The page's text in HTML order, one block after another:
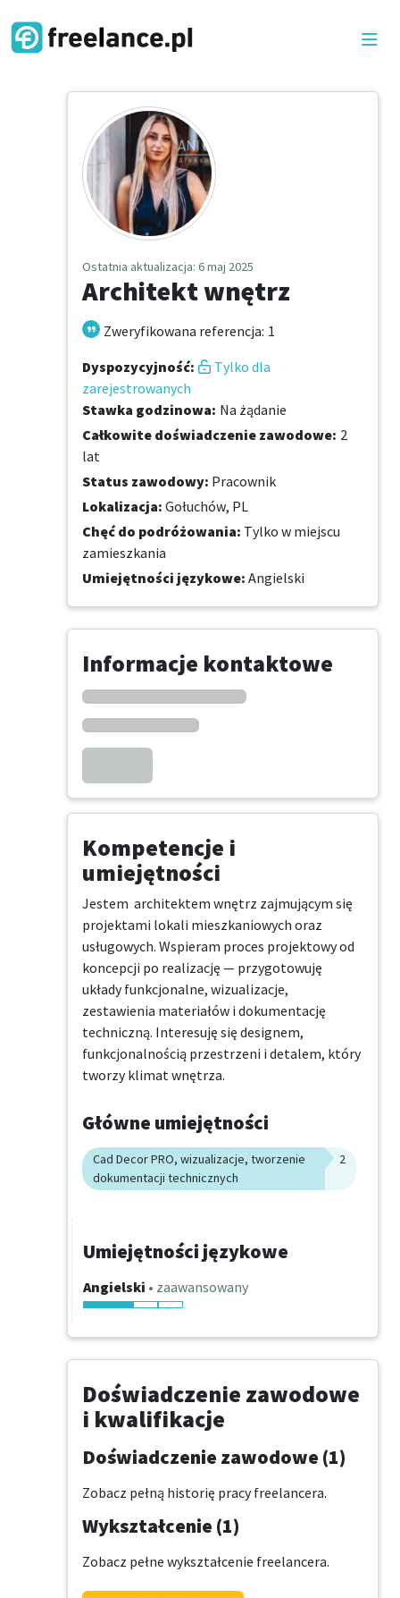
Ostatnia aktualizacja: 6 maj 2025
Architekt wnętrz
Zweryfikowana referencja: 1
Dyspozycyjność:
Tylko dla
zarejestrowanych
Stawka godzinowa: Na żądanie
Całkowite doświadczenie zawodowe: 2
lat
Status zawodowy: Pracownik
Lokalizacja: Gołuchów, PL
Chęć do podróżowania: Tylko w miejscu
zamieszkania
Umiejętności językowe: Angielski
Informacje kontaktowe
Kompetencje i
umiejętności
Jestem  architektem wnętrz zajmującym się
projektami lokali mieszkaniowych oraz
usługowych. Wspieram proces projektowy od
koncepcji po realizację — przygotowuję
układy funkcjonalne, wizualizacje,
zestawienia materiałów i dokumentację
techniczną. Interesuję się designem,
funkcjonalnością przestrzeni i detalem, który
tworzy klimat wnętrza.
Główne umiejętności
Cad Decor PRO, wizualizacje, tworzenie
dokumentacji technicznych
2
Umiejętności językowe
Angielski • zaawansowany
Doświadczenie zawodowe
i kwalifikacje
Doświadczenie zawodowe (1)
Zobacz pełną historię pracy freelancera.
Wykształcenie (1)
Zobacz pełne wykształcenie freelancera.